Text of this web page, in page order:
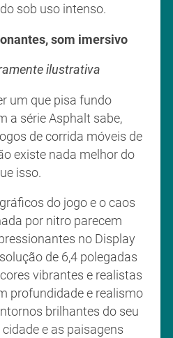
sob uso intenso.
som imersivo
ilustrativa
um que pisa fundo
a série Asphalt sabe,
de corrida móveis de
existe nada melhor do
isso.
do jogo e o caos
por nitro parecem
no Display
de 6,4 polegadas
vibrantes e realistas
profundidade e realismo
brilhantes do seu
e as paisagens